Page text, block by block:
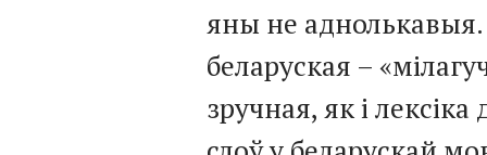
яны не аднолькавыя.
беларуская –
зручная, як і